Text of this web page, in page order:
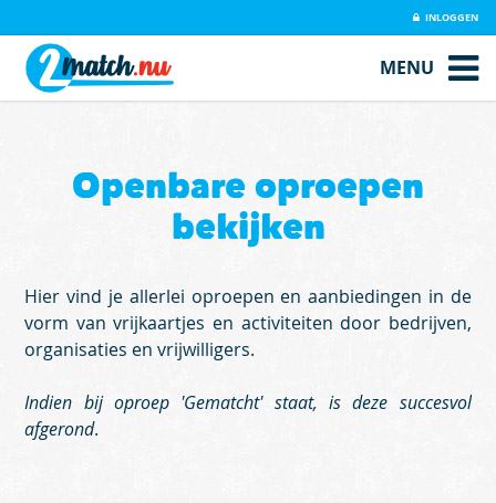
INLOGGEN
MENU
Openbare oproepen
bekijken
Hier vind je allerlei oproepen en aanbiedingen in de
vorm van vrijkaartjes en activiteiten door bedrijven,
organisaties en vrijwilligers.
Indien bij oproep 'Gematcht' staat, is deze succesvol
afgerond.